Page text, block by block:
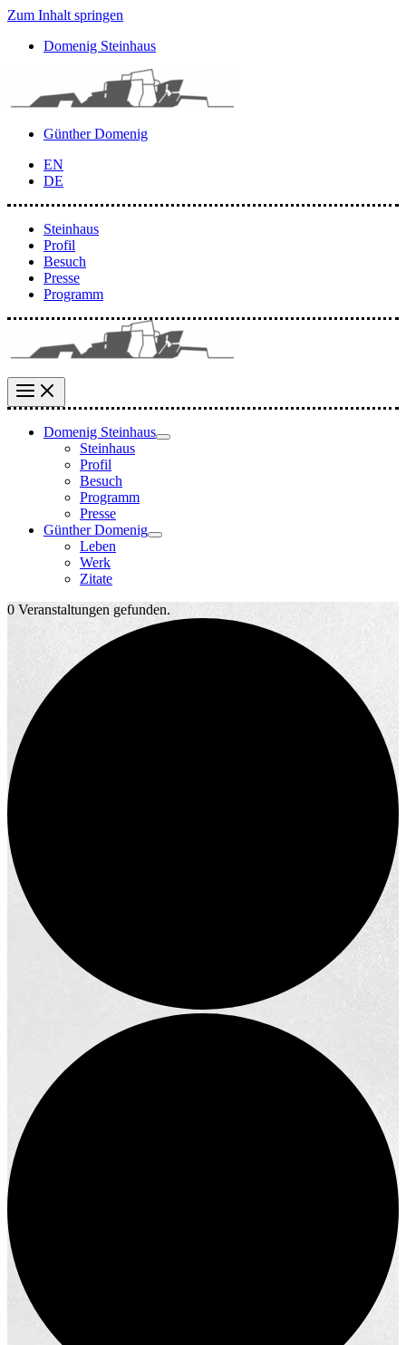
Zum Inhalt springen
Domenig Steinhaus
Günther Domenig
EN
DE
Steinhaus
Profil
Besuch
Presse
Programm
Domenig Steinhaus
Steinhaus
Profil
Besuch
Programm
Presse
Günther Domenig
Leben
Werk
Zitate
0 Veranstaltungen gefunden.